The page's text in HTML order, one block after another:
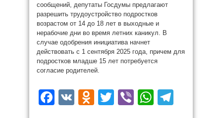
сообщений, депутаты Госдумы предлагают
разрешить трудоустройство подростков
возрастом от 14 до 18 лет в выходные и
нерабочие дни во время летних каникул. В
случае одобрения инициатива начнет
действовать с 1 сентября 2025 года, причем для
подростков младше 15 лет потребуется
согласие родителей.
Facebook
VK Odnoklassniki
Twitter
Viber